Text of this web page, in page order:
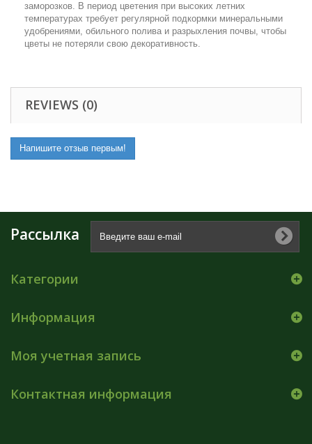
заморозков. В период цветения при высоких летних
температурах требует регулярной подкормки минеральными
удобрениями, обильного полива и разрыхления почвы, чтобы
цветы не потеряли свою декоративность.
REVIEWS (0)
Напишите отзыв первым!
Рассылка
Категории
Информация
Моя учетная запись
Контактная информация